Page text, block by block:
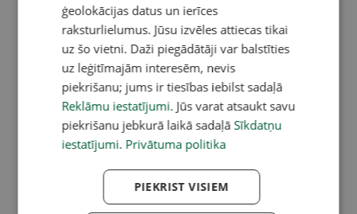
ģeolokācijas datus un ierīces
raksturlielumus. Jūsu izvēles attiecas tikai
uz šo vietni. Daži piegādātāji var balstīties
uz leģitīmajām interesēm, nevis
piekrišanu; jums ir tiesības iebilst sadaļā
Reklāmu iestatījumi. Jūs varat atsaukt savu
piekrišanu jebkurā laikā sadaļā Sīkdatņu
iestatījumi. Privātuma politika
PIEKRIST VISIEM